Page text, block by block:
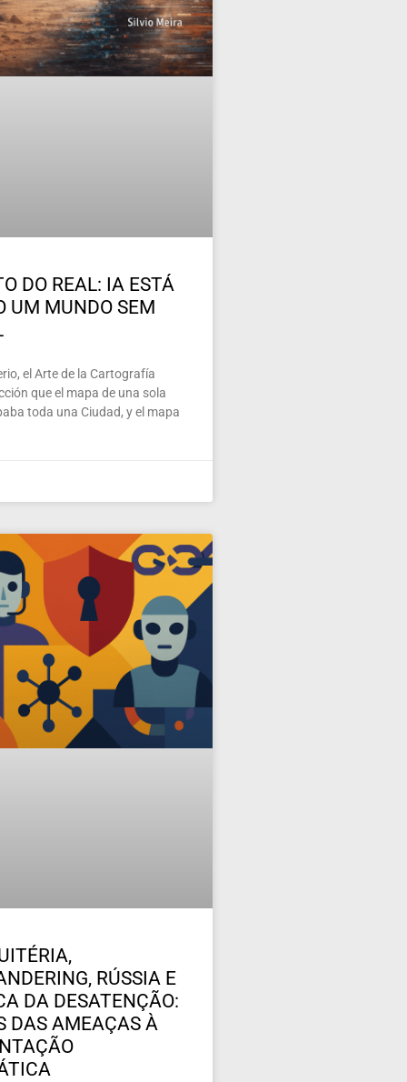
DO REAL: IA ESTÁ
UM MUNDO SEM
el Arte de la Cartografía
que el mapa de una sola
toda una Ciudad, y el mapa
RÚSSIA E
DA DESATENÇÃO:
DAS AMEAÇAS À